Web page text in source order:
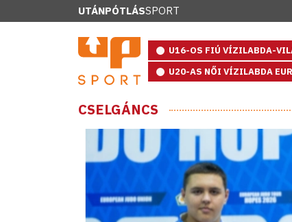
UTÁNPÓTLÁSSPORT
U16-OS FIÚ VÍZILABDA-
U20-AS NŐI VÍZILABDA
CSELGÁNCS